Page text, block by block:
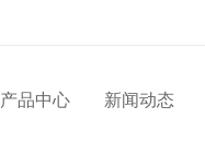
产品中心 新闻动态